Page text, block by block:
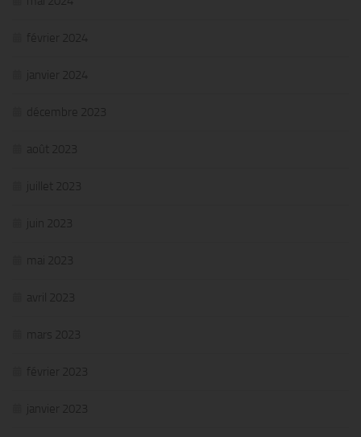
février 2024
janvier 2024
décembre 2023
août 2023
juillet 2023
juin 2023
mai 2023
avril 2023
mars 2023
février 2023
janvier 2023